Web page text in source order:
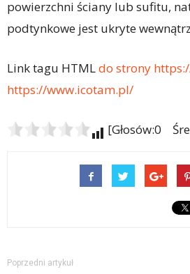
powierzchni ściany lub sufitu,
podtynkowe jest ukryte
Link tagu HTMLdo strony
https://www.icotam.pl/
[Głosów:0
Poprzedni artykuł